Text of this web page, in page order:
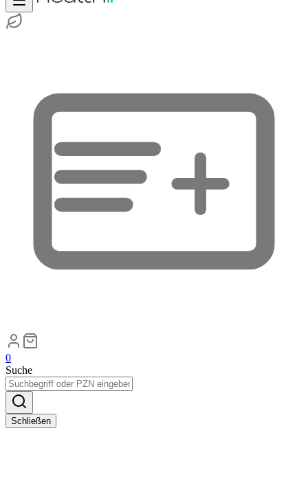
0
Suche
Schließen